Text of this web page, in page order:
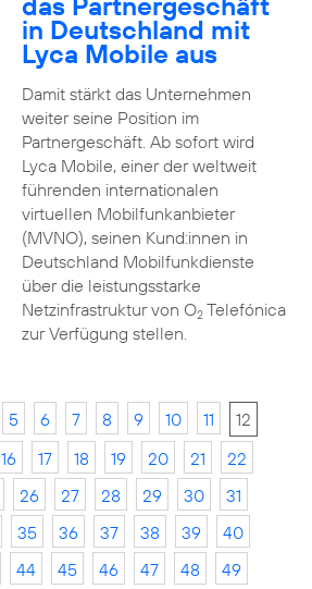
in Deutschland mit
Lyca Mobile aus
Damit stärkt das Unternehmen
weiter seine Position im
Partnergeschäft. Ab sofort wird
Lyca Mobile, einer der weltweit
führenden internationalen
virtuellen Mobilfunkanbieter
(MVNO), seinen Kund:innen in
Deutschland Mobilfunkdienste
über die leistungsstarke
Netzinfrastruktur von O2Telefónica
zur Verfügung stellen.
5 6 7 8 9 10 11
12
16 17 18 19 20 21
22
26 27 28 29 30
31
35 36 37 38 39
40
44 45 46 47 48
49